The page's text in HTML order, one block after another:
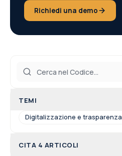
Richiedi una demo
TEMI
Digitalizzazione e trasparenza
CITA 4 ARTICOLI